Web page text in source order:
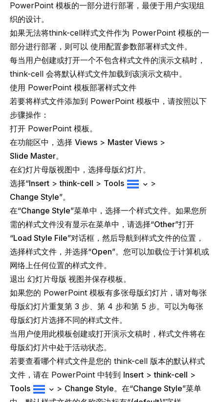
PowerPoint 模板的一部分进行部署，最便于用户实现组
织的设计。
如果无法将think-cell样式文件作为 PowerPoint 模板的一
部分进行部署，则可以 使用配置参数部署样式文件。
每当用户创建或打开一个不包含样式文件的演示文稿时，
think-cell 会将默认样式文件加载到该演示文稿中。
使用 PowerPoint 模板部署样式文件
若要将样式文件添加到 PowerPoint 模板中，请按照以下
步骤操作：
打开 PowerPoint 模板。
在功能区中，选择 Views > Master Views >
Slide Master。
在幻灯片母版视图中，选择母版幻灯片。
选择“Insert >think-cell > Tools
>
Change Style”。
在“Change Style”菜单中，选择一个样式文件。如果您所
需的样式文件没有显示在菜单中，请选择“Other”打开
“Load Style File”对话框，然后导航到样式文件的位置，
选择样式文件，并选择“Open”。您可以加载位于计算机或
网络上任何位置的样式文件。
退出 幻灯片母版 视图并保存模板。
如果您的 PowerPoint 模板有多张母版幻灯片，请对每张
母版幻灯片重复第 3 步、第 4 步和第 5 步。可以为每张
母版幻灯片选择不同的样式文件。
当用户使用此模板创建或打开演示文稿时，样式文件将在
母版幻灯片中处于活动状态。
若要查看哪个样式文件是您的 think-cell 版本的默认样式
文件，请在 PowerPoint 中转到 Insert >think-cell >
Tools
> Change Style。在“Change Style”菜单